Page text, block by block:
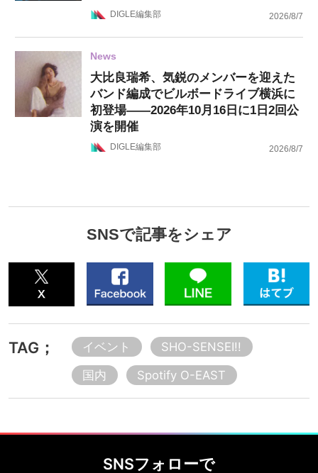
DIGLE編集部 2026/8/7
News
大比良瑞希、気鋭のメンバーを迎えた
バンド編成でビルボードライブ横浜に
初登場——2026年10月16日に1日2回公
演を開催
DIGLE編集部 2026/8/7
SNSで記事をシェア
TAG； イベント
SHO-SENSEI!!
国内
Spotify O-EAST
SNSフォローで